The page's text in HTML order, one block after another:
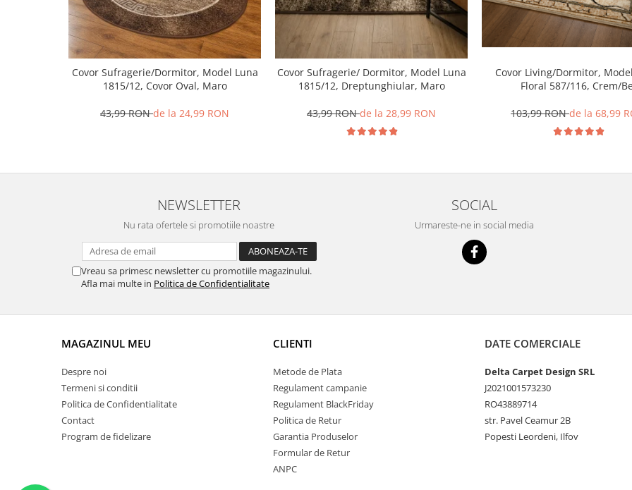
Covor Sufragerie/Dormitor, Model Luna
1815/12, Covor Oval, Maro
43,99 RONde la 24,99 RON
Covor Sufragerie/ Dormitor, Model Luna
1815/12, Dreptunghiular, Maro
43,99 RONde la 28,99 RON
Covor Living/Dormitor,
Floral 587/116, Crem/
103,99 RONde la 68,99
NEWSLETTER
Nu rata ofertele si promotiile noastre
Vreau sa primesc newsletter cu promotiile magazinului.
Afla mai multe in Politica de Confidentialitate
SOCIAL
Urmareste-ne in social media
MAGAZINUL MEU
Despre noi
Termeni si conditii
Politica de Confidentialitate
Contact
Program de fidelizare
CLIENTI
Metode de Plata
Regulament campanie
Regulament BlackFriday
Politica de Retur
Garantia Produselor
Formular de Retur
ANPC
DATE COMERCIALE
Delta Carpet Design SRL
J2021001573230
RO43889714
str. Pavel Ceamur 2B
Popesti Leordeni, Ilfov